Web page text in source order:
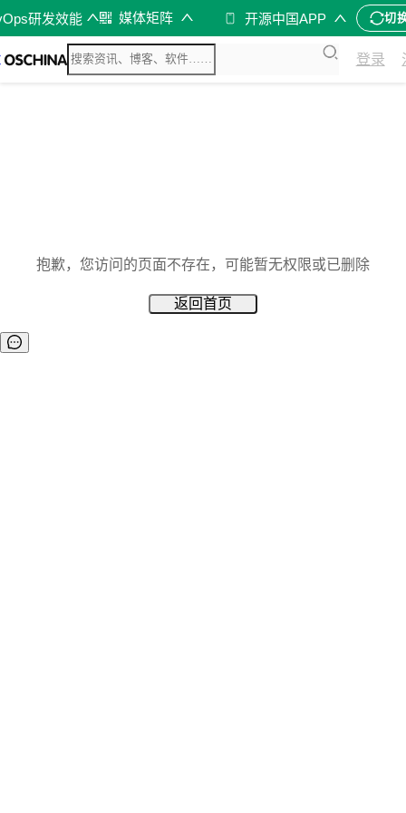
研发效能 媒体矩阵 开源中国APP 切
登录
抱歉，您访问的页面不存在，可能暂无权限或已删除
返回首页